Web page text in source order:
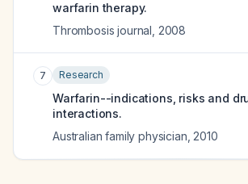
warfarin therapy.
Thrombosis journal 2008
7 Research
Warfarin--indications, risks and
interactions.
Australian family physician 2010